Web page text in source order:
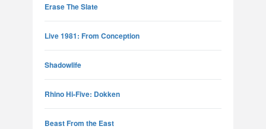
Erase The Slate
Live 1981: From Conception
Shadowlife
Rhino Hi-Five: Dokken
Beast From the East